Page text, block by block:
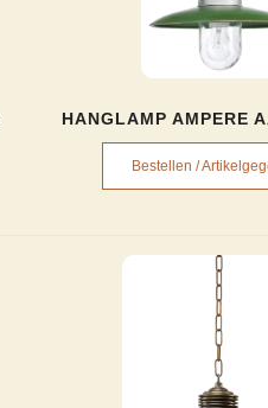
HANGLAMP AMPERE
Bestellen /